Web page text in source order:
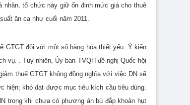
tổ chức này giữ ổn định mức giá cho thuê
ăn ca như cuối năm 2011.
GTGT đối với một số hàng hóa thiết yếu. Ý kiến
vụ. . Tuy nhiên, Ủy ban TVQH đề nghị Quốc hội
thuế GTGT không đồng nghĩa với việc DN sẽ
hiện; khó đạt được mục tiêu kích cầu tiêu dùng.
trong khi chưa có phương án bù đắp khoản hụt